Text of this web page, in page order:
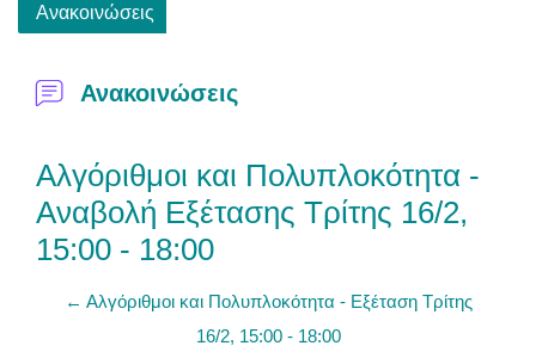
Ανακοινώσεις
Ανακοινώσεις
Αλγόριθμοι και Πολυπλοκότητα -
Αναβολή Εξέτασης Τρίτης 16/2,
15:00 - 18:00
← Αλγόριθμοι και Πολυπλοκότητα - Εξέταση Τρίτης
16/2, 15:00 - 18:00